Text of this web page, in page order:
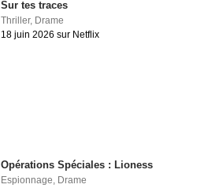
Sur tes traces
Thriller, Drame
18 juin 2026 sur Netflix
Opérations Spéciales : Lioness
Espionnage, Drame